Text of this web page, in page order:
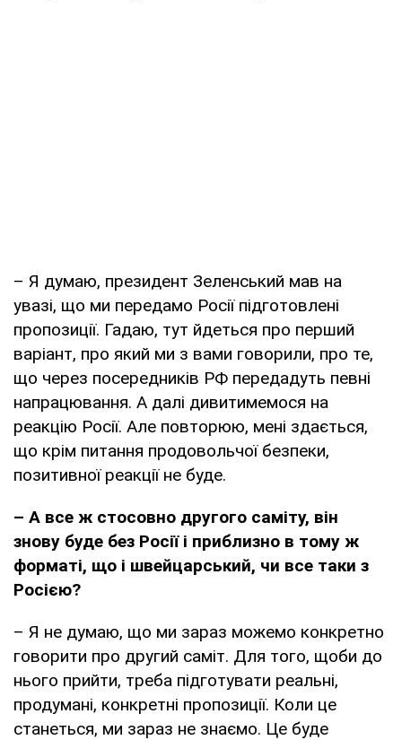
– Я думаю, президент Зеленський мав на
увазі, що ми передамо Росії підготовлені
пропозиції. Гадаю, тут йдеться про перший
варіант, про який ми з вами говорили, про те,
що через посередників РФ передадуть певні
напрацювання. А далі дивитимемося на
реакцію Росії. Але повторюю, мені здається,
що крім питання продовольчої безпеки,
позитивної реакції не буде.
– А все ж стосовно другого саміту, він
знову буде без Росії і приблизно в тому ж
форматі, що і швейцарський, чи все таки з
Росією?
– Я не думаю, що ми зараз можемо конкретно
говорити про другий саміт. Для того, щоби до
нього прийти, треба підготувати реальні,
продумані, конкретні пропозиції. Коли це
станеться, ми зараз не знаємо. Це буде